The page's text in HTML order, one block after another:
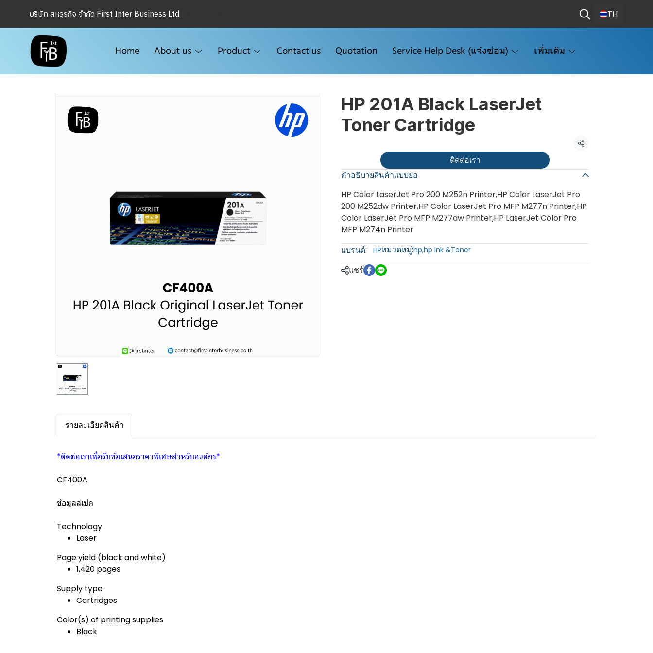
บริษัท สหธุรกิจ จำกัด First Inter Business Ltd. TH
Home About us Product Contact us Quotation Service Help Desk (แจ้งซ่อม) เพิ่มเติม
HP 201A Black LaserJet
Toner Cartridge
แชร์
ติดต่อเรา
คำอธิบายสินค้าแบบย่อ
HP Color LaserJet Pro 200 M252n Printer,HP Color LaserJet Pro
200 M252dw Printer,HP Color LaserJet Pro MFP M277n Printer,HP
Color LaserJet Pro MFP M277dw Printer,HP LaserJet Color Pro
MFP M274n Printer
แบรนด์:
HPหมวดหมู่:hp,hp Ink &Toner
แชร์
รายละเอียดสินค้า
*ติดต่อเราเพื่อรับข้อเสนอราคาพิเศษสำหรับองค์กร*
CF400A
ข้อมูลสเปค
Technology
Laser
Page yield (black and white)
1,420 pages
Supply type
Cartridges
Color(s) of printing supplies
Black